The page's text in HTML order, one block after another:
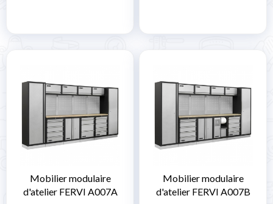
Mobilier modulaire
d'atelier FERVI A007A
Mobilier modulaire
d'atelier FERVI A007B